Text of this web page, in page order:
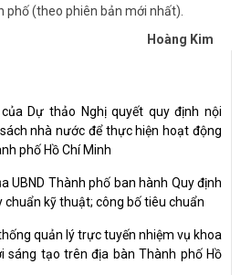
phố (theo phiên bản mới nhất).
Hoàng Kim
Dự thảo Nghị quyết quy định nội
nhà nước để thực hiện hoạt động
phố Hồ Chí Minh
UBND Thành phố ban hành Quy định
chuẩn kỹ thuật; công bố tiêu chuẩn
quản lý trực tuyến nhiệm vụ khoa
sáng tạo trên địa bàn Thành phố Hồ